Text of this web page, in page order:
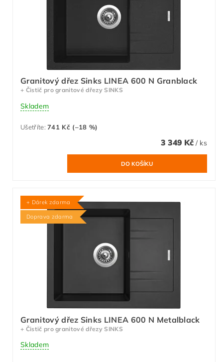
Granitový dřez Sinks LINEA 600 N Granblack
+ Čistič pro granitové dřezy SINKS
Skladem
Ušetříte:741 Kč (–18 %)
3 349 Kč / ks
+ Dárek zdarma
Doprava zdarma
Granitový dřez Sinks LINEA 600 N Metalblack
+ Čistič pro granitové dřezy SINKS
Skladem